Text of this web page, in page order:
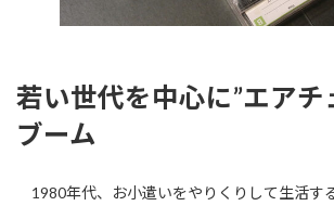
若い世代を中心に”エアチ
ブーム
1980年代、お小遣いをやりくりして生活す